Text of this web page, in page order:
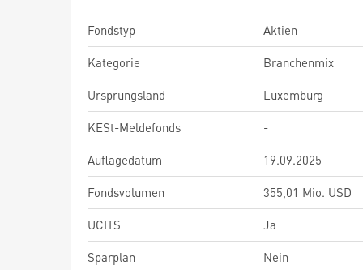
Fondstyp
Aktien
Kategorie
Branchenmix
Ursprungsland
Luxemburg
KESt-Meldefonds
-
Auflagedatum
19.09.2025
Fondsvolumen
355,01 Mio. USD
UCITS
Ja
Sparplan
Nein